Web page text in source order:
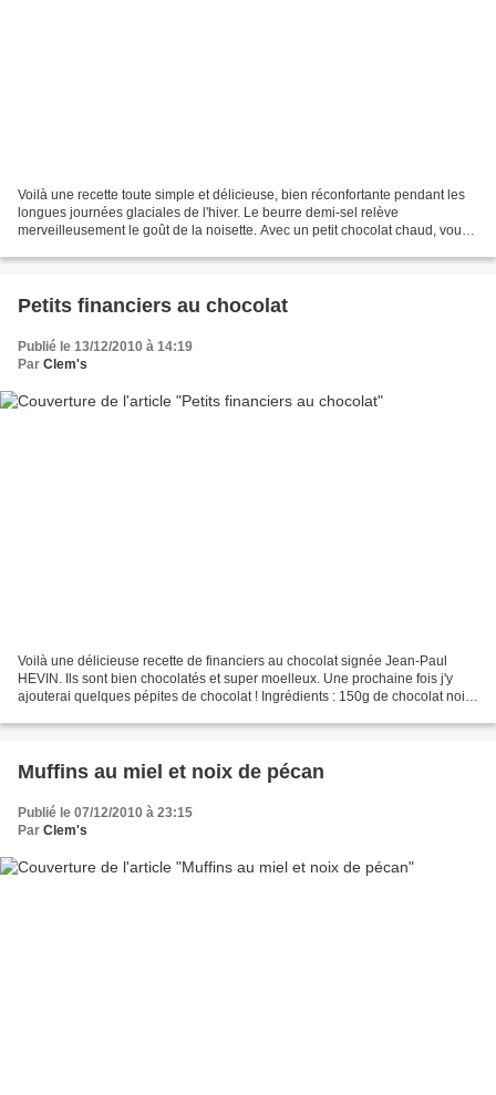
Voilà une recette toute simple et délicieuse, bien réconfortante pendant les
longues journées glaciales de l'hiver. Le beurre demi-sel relève
merveilleusement le goût de la noisette. Avec un petit chocolat chaud, vous
Petits financiers au chocolat
Publié le 13/12/2010 à 14:19
Par Clem's
Voilà une délicieuse recette de financiers au chocolat signée Jean-Paul
HEVIN. Ils sont bien chocolatés et super moelleux. Une prochaine fois j'y
ajouterai quelques pépites de chocolat ! Ingrédients : 150g de chocolat noir,
Muffins au miel et noix de pécan
Publié le 07/12/2010 à 23:15
Par Clem's